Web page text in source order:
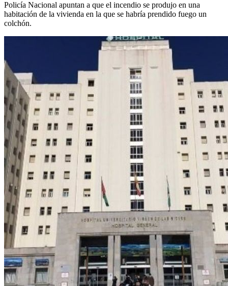
Policía Nacional apuntan a que el incendio se produjo en una
habitación de la vivienda en la que se habría prendido fuego un
colchón.